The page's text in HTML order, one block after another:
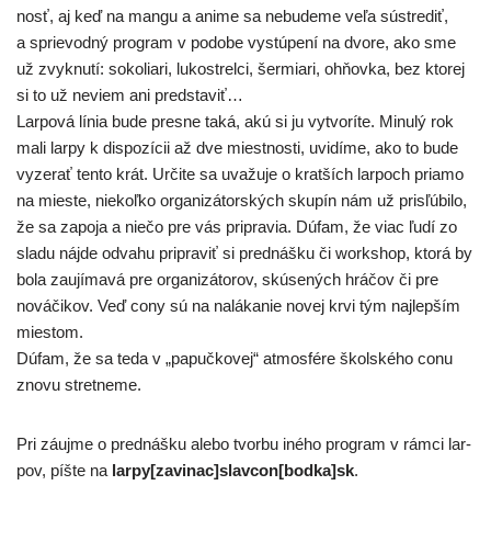
nosť, aj keď na man­gu a ani­me sa nebu­de­me veľa sústre­diť,
a sprie­vod­ný prog­ram v podo­be vystú­pe­ní na dvo­re, ako sme
už zvyk­nu­tí: soko­lia­ri, luko­strel­ci, šer­mia­ri, ohňov­ka, bez kto­rej
si to už neviem ani predstaviť…
Larpová línia bude pres­ne taká, akú si ju vytvo­rí­te. Minulý rok
mali lar­py k dis­po­zí­cii až dve miest­nos­ti, uvi­dí­me, ako to bude
vyze­rať ten­to krát. Určite sa uva­žu­je o krat­ších lar­poch pria­mo
na mies­te, nie­koľ­ko orga­ni­zá­tor­ských sku­pín nám už pri­sľú­bi­lo,
že sa zapo­ja a nie­čo pre vás pri­pra­via. Dúfam, že viac ľudí zo
sla­du náj­de odva­hu pri­pra­viť si pred­náš­ku či works­hop, kto­rá by
bola zau­jí­ma­vá pre orga­ni­zá­to­rov, skú­se­ných hrá­čov či pre
nová­či­kov. Veď cony sú na nalá­ka­nie novej krvi tým naj­lep­ším
miestom.
Dúfam, že sa teda v „papuč­ko­vej“ atmo­sfé­re škol­ské­ho conu
zno­vu stretneme.
Pri záuj­me o pred­náš­ku ale­bo tvor­bu iné­ho prog­ram v rám­ci lar­
pov, píš­te na larpy[zavinac]slavcon[bodka]sk.